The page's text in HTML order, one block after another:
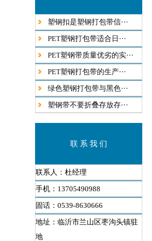
塑钢扣是塑钢打包带信···
​PET塑钢打包带适合日···
PET塑钢带质量优劣的实···
​PET塑钢打包带的生产···
绿色塑钢打包带与黑色···
塑钢带不要折叠存放存···
联 系 我 们
联系人：杜经理
手机：13705490988
固话：0539-8630666
地址：临沂市兰山区枣沟头镇驻
地